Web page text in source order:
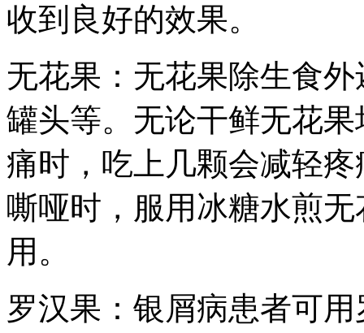
收到良好的效果。
无花果：无花果除生食
罐头等。无论干鲜无花
痛时，吃上几颗会减轻
嘶哑时，服用冰糖水煎
用。
罗汉果：银屑病患者可